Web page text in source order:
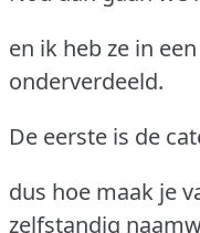
en ik heb ze in
onderverdeeld.
De eerste is de
dus hoe maak je
zelfstandig